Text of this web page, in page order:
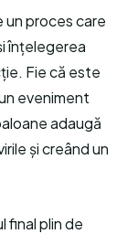
un proces care
înțelegerea
Fie că este
eveniment
adaugă
și creând un
final plin de